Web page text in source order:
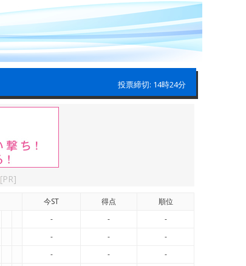
投票締切: 14時24分
[PR]
今ST 得点
順位
- -
-
- -
-
- -
-